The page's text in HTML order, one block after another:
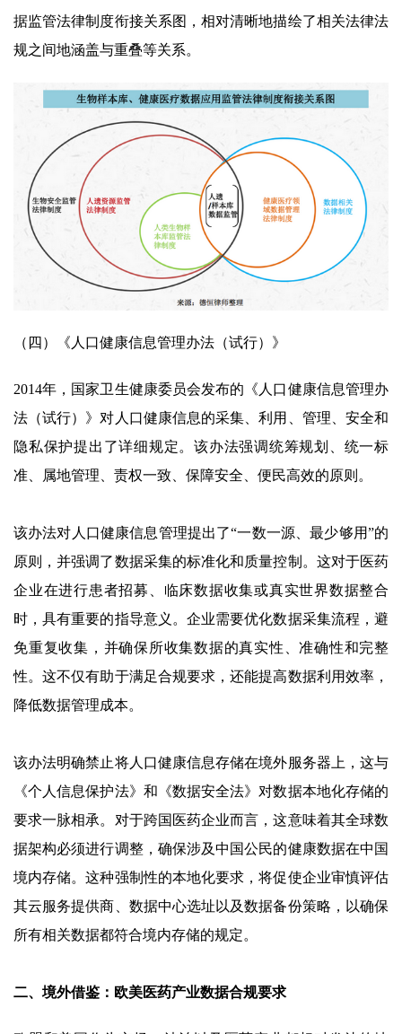
据监管法律制度衔接关系图，相对清晰地描绘了相关法律法
规之间地涵盖与重叠等关系。
（四）《人口健康信息管理办法（试行）》
2014年，国家卫生健康委员会发布的《人口健康信息管理办
法（试行）》对人口健康信息的采集、利用、管理、安全和
隐私保护提出了详细规定。该办法强调统筹规划、统一标
准、属地管理、责权一致、保障安全、便民高效的原则。
该办法对人口健康信息管理提出了“一数一源、最少够用”的
原则，并强调了数据采集的标准化和质量控制。这对于医药
企业在进行患者招募、临床数据收集或真实世界数据整合
时，具有重要的指导意义。企业需要优化数据采集流程，避
免重复收集，并确保所收集数据的真实性、准确性和完整
性。这不仅有助于满足合规要求，还能提高数据利用效率，
降低数据管理成本。
该办法明确禁止将人口健康信息存储在境外服务器上，这与
《个人信息保护法》和《数据安全法》对数据本地化存储的
要求一脉相承。对于跨国医药企业而言，这意味着其全球数
据架构必须进行调整，确保涉及中国公民的健康数据在中国
境内存储。这种强制性的本地化要求，将促使企业审慎评估
其云服务提供商、数据中心选址以及数据备份策略，以确保
所有相关数据都符合境内存储的规定。
二、境外借鉴：欧美医药产业数据合规要求